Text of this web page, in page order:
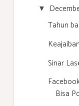
▼
Tahun
Sinar
Bisa